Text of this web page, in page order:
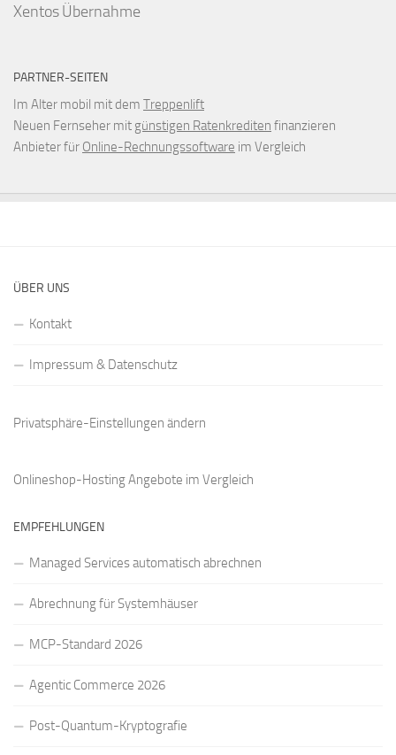
XentosÜbernahme
PARTNER-SEITEN
Im Alter mobil mit dem Treppenlift
Neuen Fernseher mit günstigen Ratenkrediten finanzieren
Anbieter für Online-Rechnungssoftware im Vergleich
ÜBER UNS
Kontakt
Impressum & Datenschutz
Privatsphäre-Einstellungen ändern
Onlineshop-Hosting Angebote im Vergleich
EMPFEHLUNGEN
Managed Services automatisch abrechnen
Abrechnung für Systemhäuser
MCP-Standard 2026
Agentic Commerce 2026
Post-Quantum-Kryptografie